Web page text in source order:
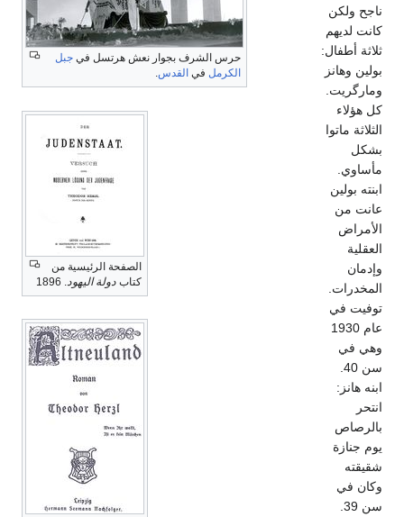
حرس الشرف بجوار نعش هرتسل في جبل
الكرمل في القدس.
الصفحة الرئيسية من
كتاب دولة اليهود
ناجح ولكن
كانت لديهم
ثلاثة أطفال:
بولين وهانز
ومارگريت.
كل هؤلاء
الثلاثة ماتوا
بشكل
مأساوي.
ابنته بولين
عانت من
الأمراض
العقلية
وإدمان
المخدرات.
توفيت في
عام 1930
وهي في
سن 40.
ابنه هانز:
انتحر
بالرصاص
يوم جنازة
شقيقته
وكان في
سن 39.